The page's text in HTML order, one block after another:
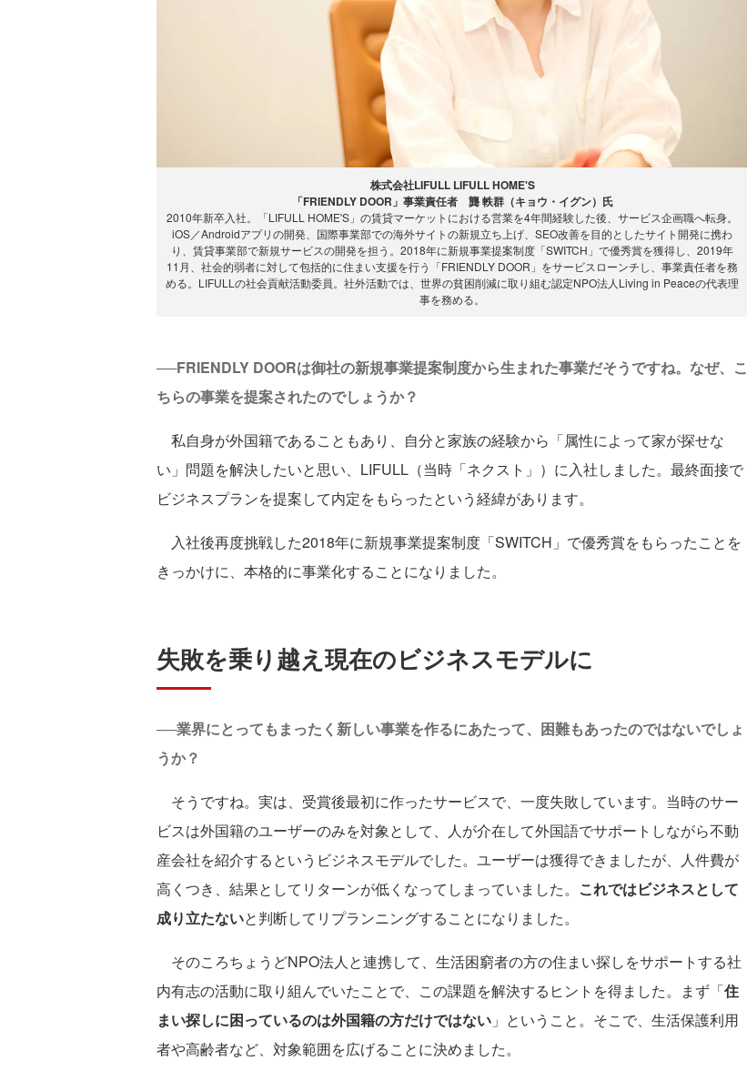
株式会社LIFULL LIFULL HOME'S
「FRIENDLY DOOR」事業責任者 龔 軼群（キョウ・イグン）氏
2010年新卒入社。「LIFULL HOME'S」の賃貸マーケットにおける営業を4年間経験した後、サービス企画職へ転身。
iOS／Androidアプリの開発、国際事業部での海外サイトの新規立ち上げ、SEO改善を目的としたサイト開発に携わ
り、賃貸事業部で新規サービスの開発を担う。2018年に新規事業提案制度「SWITCH」で優秀賞を獲得し、2019年
11月、社会的弱者に対して包括的に住まい支援を行う「FRIENDLY DOOR」をサービスローンチし、事業責任者を務
める。LIFULLの社会貢献活動委員。社外活動では、世界の貧困削減に取り組む認定NPO法人Living in Peaceの代表理
事を務める。
──FRIENDLY DOORは御社の新規事業提案制度から生まれた事業だそうですね。なぜ、こ
ちらの事業を提案されたのでしょうか？
私自身が外国籍であることもあり、自分と家族の経験から「属性によって家が探せな
い」問題を解決したいと思い、LIFULL（当時「ネクスト」）に入社しました。最終面接で
ビジネスプランを提案して内定をもらったという経緯があります。
入社後再度挑戦した2018年に新規事業提案制度「SWITCH」で優秀賞をもらったことを
きっかけに、本格的に事業化することになりました。
失敗を乗り越え現在のビジネスモデルに
──業界にとってもまったく新しい事業を作るにあたって、困難もあったのではないでしょ
うか？
そうですね。実は、受賞後最初に作ったサービスで、一度失敗しています。当時のサー
ビスは外国籍のユーザーのみを対象として、人が介在して外国語でサポートしながら不動
産会社を紹介するというビジネスモデルでした。ユーザーは獲得できましたが、人件費が
高くつき、結果としてリターンが低くなってしまっていました。 これではビジネスとして
成り立たないと判断してリプランニングすることになりました。
そのころちょうどNPO法人と連携して、生活困窮者の方の住まい探しをサポートする社
内有志の活動に取り組んでいたことで、この課題を解決するヒントを得ました。まず「住
まい探しに困っているのは外国籍の方だけではない 」ということ。そこで、生活保護利用
者や高齢者など、対象範囲を広げることに決めました。